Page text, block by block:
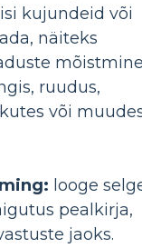
kujundeid või
näiteks
ruudus,
või
looge
pealkirja,
jaoks.